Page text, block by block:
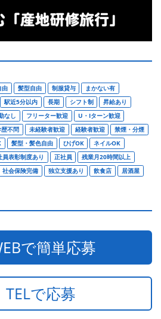
由 髪型自由 制服貸与
まかない有
駅近5分以内 長期 シフト制
昇給あり
なし フリーター歓迎
U・Iターン歓迎
歴不問 未経験者歓迎 経験者歓迎
禁煙・分煙
髪型・髪色自由 ひげOK
ネイルOK
員表彰制度あり 正社員
残業月20時間以上
社会保険完備 独立支援あり 飲食店
居酒屋
で簡単応募
TELで応募